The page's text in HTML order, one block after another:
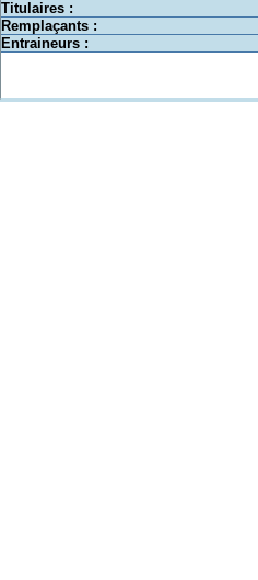
Titulaires :
Remplaçants :
Entraineurs :